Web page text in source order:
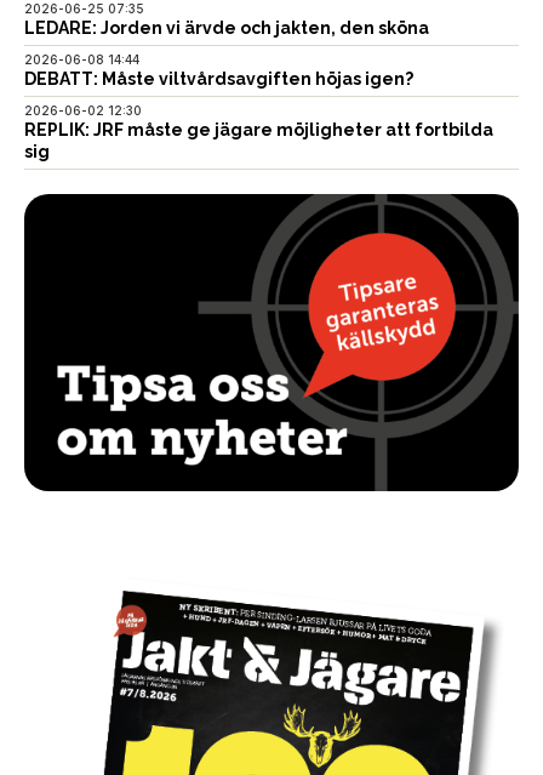
2026-06-25 07:35
LEDARE: Jorden vi ärvde och jakten, den sköna
2026-06-08 14:44
DEBATT: Måste viltvårdsavgiften höjas igen?
2026-06-02 12:30
REPLIK: JRF måste ge jägare möjligheter att fortbilda
sig